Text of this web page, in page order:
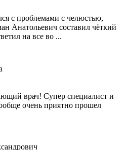
с проблемами с челюстью,
Анатольевич составил чёткий
на все во ...
врач! Супер специалист и
очень приятно прошел